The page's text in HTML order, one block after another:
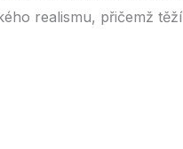
realismu, přičemž těží